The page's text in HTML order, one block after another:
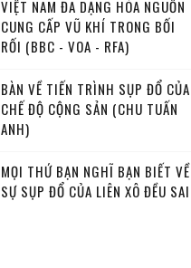
VIỆT NAM ĐA DẠNG HÓA NGUỒN
CUNG CẤP VŨ KHÍ TRONG BỐI
RỐI (BBC - VOA - RFA)
BÀN VỀ TIẾN TRÌNH SỤP ĐỔ CỦA
CHẾ ĐỘ CỘNG SẢN (CHU TUẤN
ANH)
MỌI THỨ BẠN NGHĨ BẠN BIẾT VỀ
SỰ SỤP ĐỔ CỦA LIÊN XÔ ĐỀU SAI